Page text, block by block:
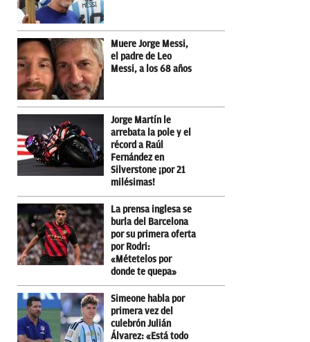
Muere Jorge Messi,
el padre de Leo
Messi, a los 68 años
Jorge Martín le
arrebata la pole y el
récord a Raúl
Fernández en
Silverstone ¡por 21
milésimas!
La prensa inglesa se
burla del Barcelona
por su primera oferta
por Rodri:
«Métetelos por
donde te quepa»
Simeone habla por
primera vez del
culebrón Julián
Álvarez: «Está todo